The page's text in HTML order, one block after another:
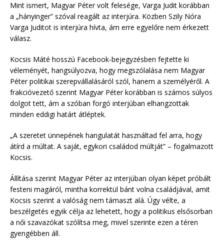
Mint ismert, Magyar Péter volt felesége, Varga Judit korábban
a „hányinger” szóval reagált az interjúra. Közben Szily Nóra
Varga Juditot is interjúra hívta, ám erre egyelőre nem érkezett
válasz.
Kocsis Máté hosszú Facebook-bejegyzésben fejtette ki
véleményét, hangsúlyozva, hogy megszólalása nem Magyar
Péter politikai szerepvállalásáról szól, hanem a személyéről. A
frakcióvezető szerint Magyar Péter korábban is számos súlyos
dolgot tett, ám a szóban forgó interjúban elhangzottak
minden eddigi határt átléptek.
„A szeretet ünnepének hangulatát használtad fel arra, hogy
átírd a múltat. A saját, egykori családod múltját” – fogalmazott
Kocsis.
Állítása szerint Magyar Péter az interjúban olyan képet próbált
festeni magáról, mintha korrektül bánt volna családjával, amit
Kocsis szerint a valóság nem támaszt alá. Úgy vélte, a
beszélgetés egyik célja az lehetett, hogy a politikus elsősorban
a női szavazókat szólítsa meg, mivel szerinte ezen a téren
gyengébben áll.